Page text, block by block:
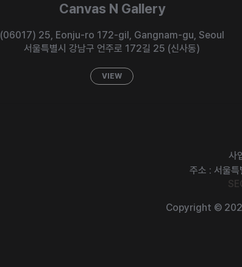
Canvas N Gallery
(06017) 25, Eonju-ro 172-gil, Gangnam-gu, Seoul
서울특별시 강남구 언주로 172길 25 (신사동)
VIEW
사
주소 : 서울
Copyright ©